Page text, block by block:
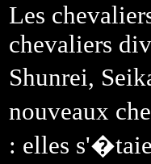
Les
chevaliers
Shunrei,
nouveaux
: elles